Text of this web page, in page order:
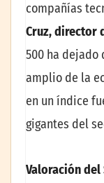
compañías
Cruz, director
500 ha dejado
amplio de la
en un índice
gigantes del
Valoración